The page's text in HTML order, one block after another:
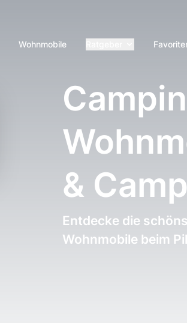
Wohnmobile
&
Entdecke die
Wohnmobile beim